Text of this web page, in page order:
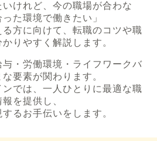
いけれど、今の職場が合わな
た環境で働きたい」
方に向けて、転職のコツや職
りやすく解説します。
・労働環境・ライフワークバ
要素が関わります。
では、一人ひとりに最適な職
を提供し、
るお手伝いをします。